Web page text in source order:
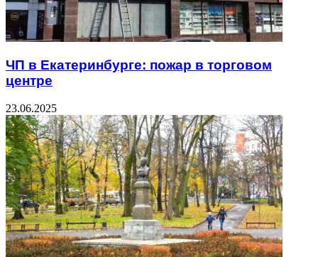
ЧП в Екатеринбурге: пожар в торговом
центре
23.06.2025